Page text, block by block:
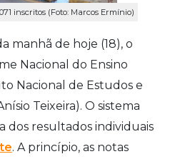
inscritos (Foto: Marcos Ermínio)
manhã de hoje (18), o
Nacional do Ensino
Nacional de Estudos e
Teixeira). O sistema
dos resultados individuais
. A princípio, as notas